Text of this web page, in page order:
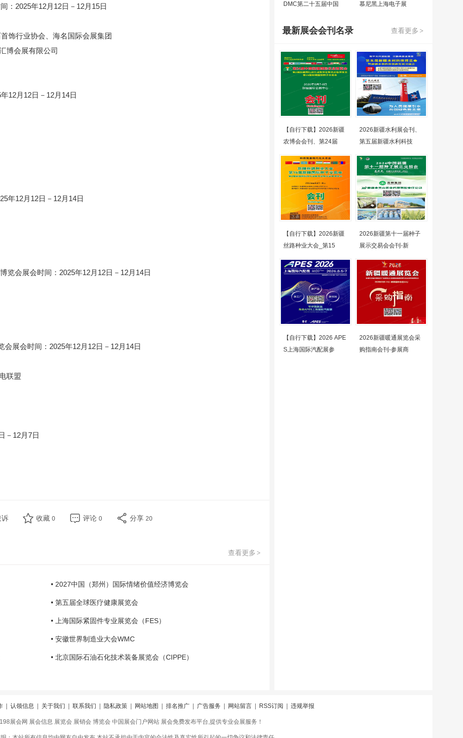
：2025年12月12日－12月15日
饰行业协会、海名国际会展集团
博会展有限公司
12月12日－12月14日
年12月12日－12月14日
览会展会时间：2025年12月12日－12月14日
展会时间：2025年12月12日－12月14日
联盟
－12月7日
诉 收藏 0 评论 0 分享 20
查看更多 >
• 2027中国（郑州）国际情绪价值经济博览会
• 第五届全球医疗健康展览会
• 上海国际紧固件专业展览会（FES）
• 安徽世界制造业大会WMC
• 北京国际石油石化技术装备展览会（CIPPE）
DMC第二十五届中国
慕尼黑上海电子展
查看更多 >
最新展会会刊名录
【自行下载】2026新疆
农博会会刊、第24届
2026新疆水利展会刊、
第五届新疆水利科技
【自行下载】2026新疆
丝路种业大会_第15
2026新疆第十一届种子
展示交易会会刊-新
【自行下载】2026 APE
S上海国际汽配展参
2026新疆暖通展览会采
购指南会刊-参展商
认领信息 关于我们 联系我们 隐私政策 网站地图 排名推广 广告服务 网站留言 RSS订阅 违规举报
198展会网 展会信息 展览会 展销会 博览会 中国展会门户网站 展会免费发布平台,提供专业会展服务！